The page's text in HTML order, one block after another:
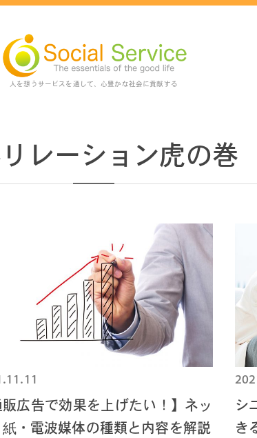
人を想うサービスを通して、心豊かな社会に貢献する
レーション虎の巻
販広告で効果を上げたい！】ネッ
紙・電波媒体の種類と内容を解説
シ
き